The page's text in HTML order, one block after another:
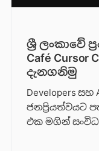
ශ්‍රී ලංකාවේ
Café Cursor
දැනගනිමු
Developers
ජනප්‍රියත්වයට
එක මගින්